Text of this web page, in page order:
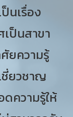
นเรื่อง
ป็นสาขา
ยความรู้
ชี่ยวชาญ
ความรู้ให้